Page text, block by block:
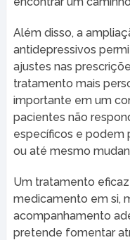
Além disso, a
antidepressivos
ajustes nas
tratamento mais
importante em um
pacientes não
específicos e podem
ou até mesmo
Um tratamento
medicamento em si,
acompanhamento
pretende fomentar